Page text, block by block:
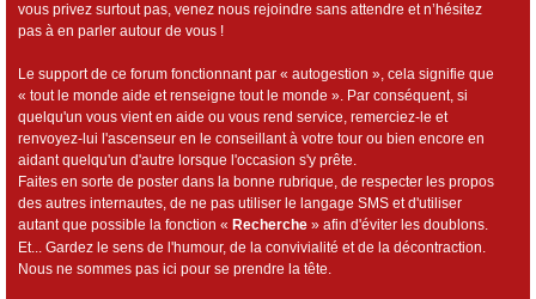
vous privez surtout pas, venez nous rejoindre sans attendre et n’hésitez
pas à en parler autour de vous !
Le support de ce forum fonctionnant par « autogestion », cela signifie que
« tout le monde aide et renseigne tout le monde ». Par conséquent, si
quelqu'un vous vient en aide ou vous rend service, remerciez-le et
renvoyez-lui l'ascenseur en le conseillant à votre tour ou bien encore en
aidant quelqu'un d'autre lorsque l'occasion s'y prête.
Faites en sorte de poster dans la bonne rubrique, de respecter les propos
des autres internautes, de ne pas utiliser le langage SMS et d'utiliser
autant que possible la fonction « Recherche » afin d'éviter les doublons.
Et... Gardez le sens de l'humour, de la convivialité et de la décontraction.
Nous ne sommes pas ici pour se prendre la tête.